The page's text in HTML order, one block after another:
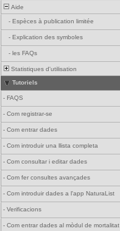
Aide
- Espèces à publication limitée
- Explication des symboles
- les FAQs
Statistiques d'utilisation
Tutoriels
- FAQS
- Com registrar-se
- Com entrar dades
- Com introduir una llista completa
- Com consultar i editar dades
- Com fer consultes avançades
- Com introduir dades a l'app NaturaList
- Verificacions
- Com entrar dades al mòdul de mortalitat